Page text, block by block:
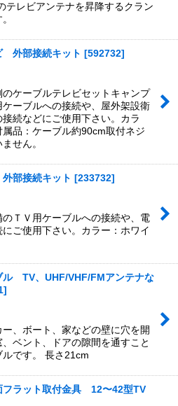
テレビアンテナを昇降するクラン
外部接続キット [592732]
ケーブルテレビセットキャンプ
ーブルへの接続や、屋外架設衛
続などにご使用下さい。カラ
品：ケーブル約90cm取付ネジ
せん。
部接続キット [233732]
のＴＶ用ケーブルへの接続や、電
ご使用下さい。カラー：ホワイ
ル TV、UHF/VHF/FMアンテナな
]
、ボート、家などの壁に穴を開
ベント、ドアの隙間を通すこと
です。 長さ21cm
フラット取付金具 12〜42型TV